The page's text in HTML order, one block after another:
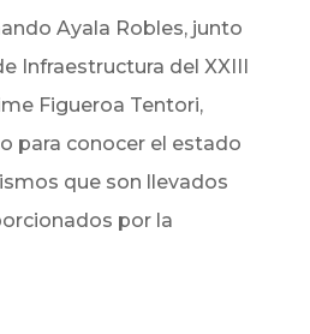
Ayala Robles, junto
Infraestructura del XXIII
Figueroa Tentori,
para conocer el estado
que son llevados
por la